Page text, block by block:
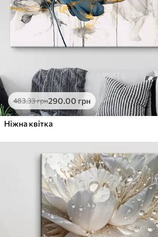
483.33грн290.00 грн
Ніжна квітка